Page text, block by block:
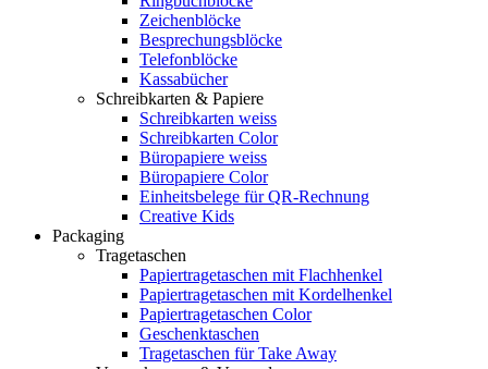
Zeichenblöcke
Besprechungsblöcke
Telefonblöcke
Kassabücher
Schreibkarten & Papiere
Schreibkarten weiss
Schreibkarten Color
Büropapiere weiss
Büropapiere Color
Einheitsbelege für QR-Rechnung
Creative Kids
Packaging
Tragetaschen
Papiertragetaschen mit Flachhenkel
Papiertragetaschen mit Kordelhenkel
Papiertragetaschen Color
Geschenktaschen
Tragetaschen für Take Away